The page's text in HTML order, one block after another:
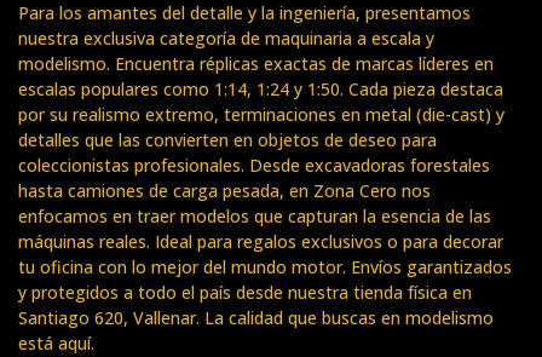
Para los amantes del detalle y la ingeniería, presentamos
nuestra exclusiva categoría de maquinaria a escala y
modelismo. Encuentra réplicas exactas de marcas líderes en
escalas populares como 1:14, 1:24 y 1:50. Cada pieza destaca
por su realismo extremo, terminaciones en metal (die-cast) y
detalles que las convierten en objetos de deseo para
coleccionistas profesionales. Desde excavadoras forestales
hasta camiones de carga pesada, en Zona Cero nos
enfocamos en traer modelos que capturan la esencia de las
máquinas reales. Ideal para regalos exclusivos o para decorar
tu oficina con lo mejor del mundo motor. Envíos garantizados
y protegidos a todo el país desde nuestra tienda física en
Santiago 620, Vallenar. La calidad que buscas en modelismo
está aquí.